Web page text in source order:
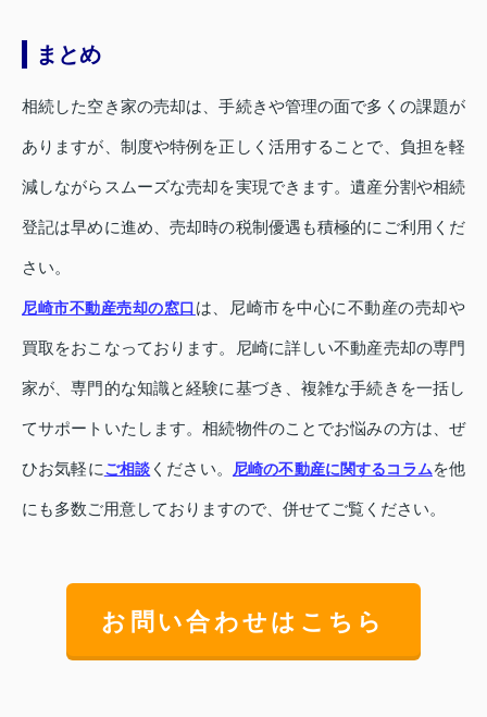
まとめ
相続した空き家の売却は、手続きや管理の面で多くの課題が
ありますが、制度や特例を正しく活用することで、負担を軽
減しながらスムーズな売却を実現できます。遺産分割や相続
登記は早めに進め、売却時の税制優遇も積極的にご利用くだ
さい。
尼崎市不動産売却の窓口 は、尼崎市を中心に不動産の売却や
買取をおこなっております。尼崎に詳しい不動産売却の専門
家が、専門的な知識と経験に基づき、複雑な手続きを一括し
てサポートいたします。相続物件のことでお悩みの方は、ぜ
ひお気軽にご相談 ください。 尼崎の不動産に関するコラムを他
にも多数ご用意しておりますので、併せてご覧ください。
お問い合わせはこちら